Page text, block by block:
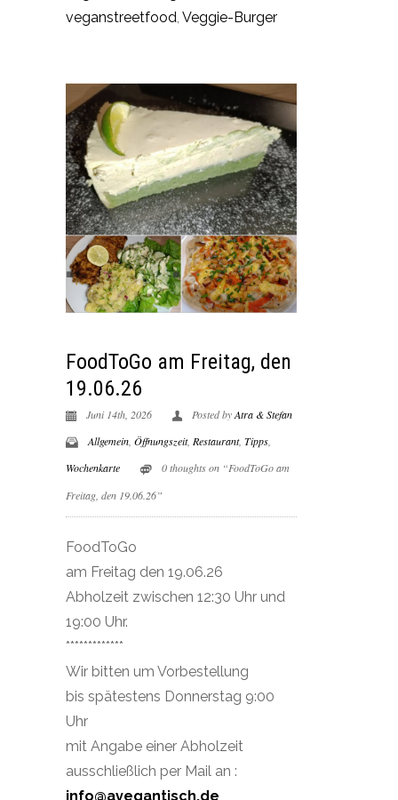
veganstreetfood, Veggie-Burger
FoodToGo am Freitag, den
19.06.26
Juni 14th, 2026 Posted byAtra & Stefan
Allgemein Öffnungszeit, Restaurant, Tipps
Wochenkarte
0 thoughts on “FoodToGo am
Freitag, den 19.06.26”
FoodToGo
am Freitag den 19.06.26
Abholzeit zwischen 12:30 Uhr und
19:00 Uhr.
*************
Wir bitten um Vorbestellung
bis spätestens Donnerstag 9:00
Uhr
mit Angabe einer Abholzeit
ausschließlich per Mail an :
info@avegantisch.de